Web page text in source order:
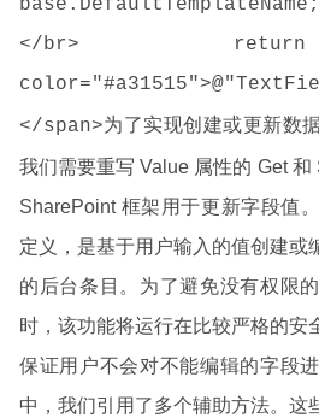
</br>
</span>为了实现创建或更新数
我们需要重写 Value 属性的 Get 和
SharePoint 框架用于更新字段值
定义，是基于用户输入的值创建或
的后台条目。为了避免没有权限
时，该功能将运行在比较严格的安
保证用户不会对不能编辑的字段
中，我们引用了多个辅助方法。这